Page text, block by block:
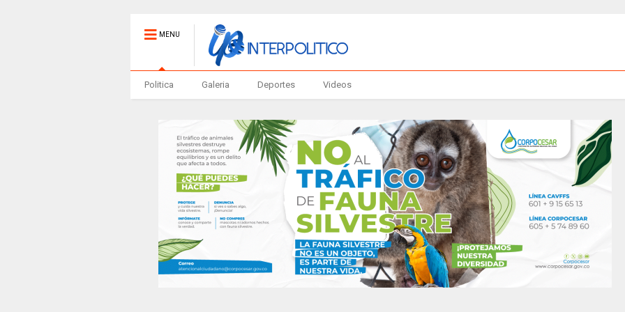
MENU
Politica Galeria Deportes Videos